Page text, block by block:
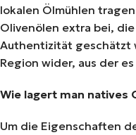
lokalen Ölmühlen
Olivenölen extra bei,
Authentizität geschätzt
Region wider, aus der
Wie lagert man natives
Um die Eigenschaften